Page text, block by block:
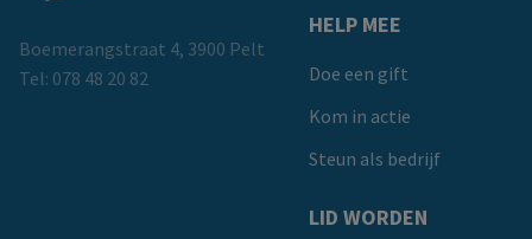
Boemerangstraat 4, 3900 Pelt
Tel: 078 48 20 82
HELP MEE
Doe een gift
Kom in actie
Steun als bedrijf
LID WORDEN